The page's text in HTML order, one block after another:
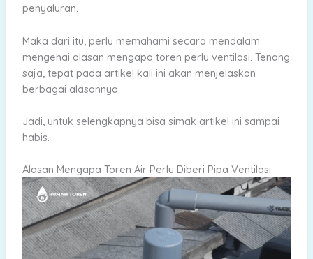
penyaluran.
Maka dari itu, perlu memahami secara mendalam
mengenai alasan mengapa toren perlu ventilasi. Tenang
saja, tepat pada artikel kali ini akan menjelaskan
berbagai alasannya.
Jadi, untuk selengkapnya bisa simak artikel ini sampai
habis.
Alasan Mengapa Toren Air Perlu Diberi Pipa Ventilasi